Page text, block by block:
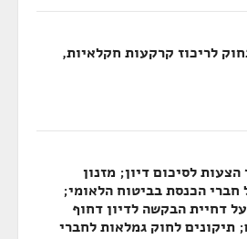
לריכוז קרקעות חקלאיות,
לסיכום דיון; מזנון
הכנסת בביטוח הלאומי;
דחיית הבקשה לדיון דחוף
לחוק גמלאות לחברי